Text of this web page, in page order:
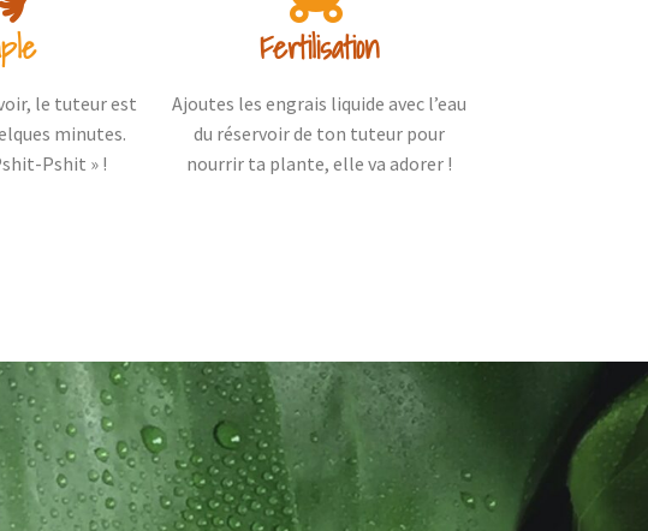
le tuteur est
minutes.
Pshit » !
Fertilisation
Ajoutes les engrais liquide avec l’eau
du réservoir de ton tuteur pour
nourrir ta plante, elle va adorer !